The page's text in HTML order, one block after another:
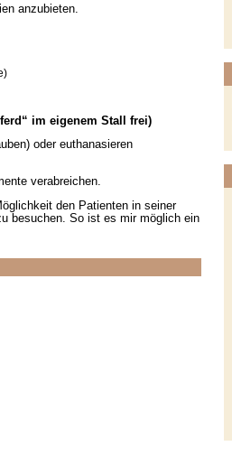
anzubieten.
im eigenem Stall frei)
oder euthanasieren
verabreichen.
den Patienten in seiner
besuchen. So ist es mir möglich ein